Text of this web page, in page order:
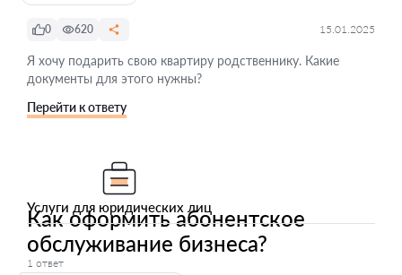
0 620 15.01.2025
Я хочу подарить свою квартиру родственнику. Какие
документы для этого нужны?
Перейти к ответу
Услуги для юридических лиц
Как оформить абонентское
обслуживание бизнеса?
1 ответ